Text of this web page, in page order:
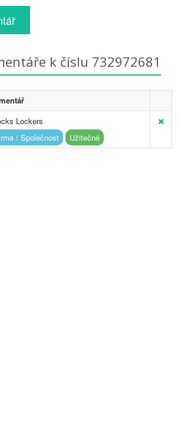
k číslu 732972681
Lockers
/ Společnost
Užitečné